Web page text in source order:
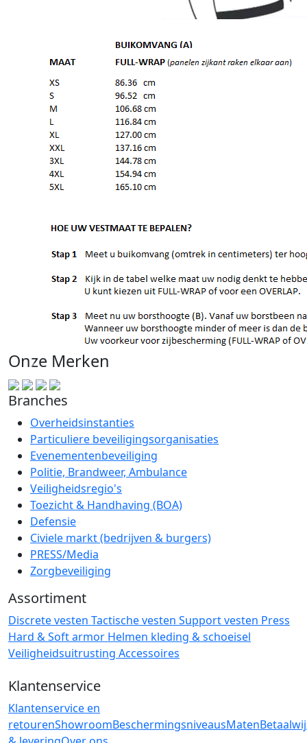
Onze Merken
Branches
Overheidsinstanties
Particuliere beveiligingsorganisaties
Evenementenbeveiliging
Politie, Brandweer, Ambulance
Veiligheidsregio's
Toezicht & Handhaving (BOA)
Defensie
Civiele markt (bedrijven & burgers)
PRESS/Media
Zorgbeveiliging
Assortiment
Discrete vesten Tactische vesten Support vesten Press
Hard & Soft armor Helmen kleding & schoeisel
Veiligheidsuitrusting Accessoires
Klantenservice
Klantenservice en
retourenShowroomBeschermingsniveausMaten